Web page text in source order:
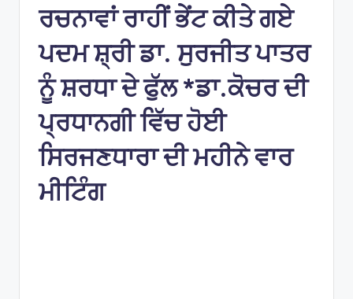
nj
a
bi
Ti
m
e
ਰਚਨਾਵਾਂ ਰਾਹੀਂ ਭੇਂਟ ਕੀਤੇ ਗਏ
ਪਦਮ ਸ਼੍ਰੀ ਡਾ. ਸੁਰਜੀਤ ਪਾਤਰ
ਨੂੰ ਸ਼ਰਧਾ ਦੇ ਫੁੱਲ *ਡਾ.ਕੋਚਰ ਦੀ
ਪ੍ਰਧਾਨਗੀ ਵਿੱਚ ਹੋਈ
ਸਿਰਜਣਧਾਰਾ ਦੀ ਮਹੀਨੇ ਵਾਰ
ਮੀਟਿੰਗ